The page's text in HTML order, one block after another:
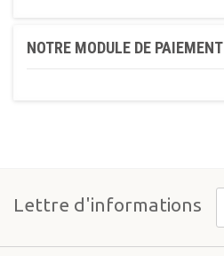
NOTRE MODULE DE PAIEMENT
Lettre d'informations